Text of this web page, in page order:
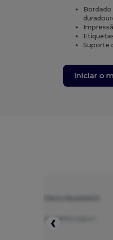
Suporte
Iniciar o
5 estrelas, sem defeito algum